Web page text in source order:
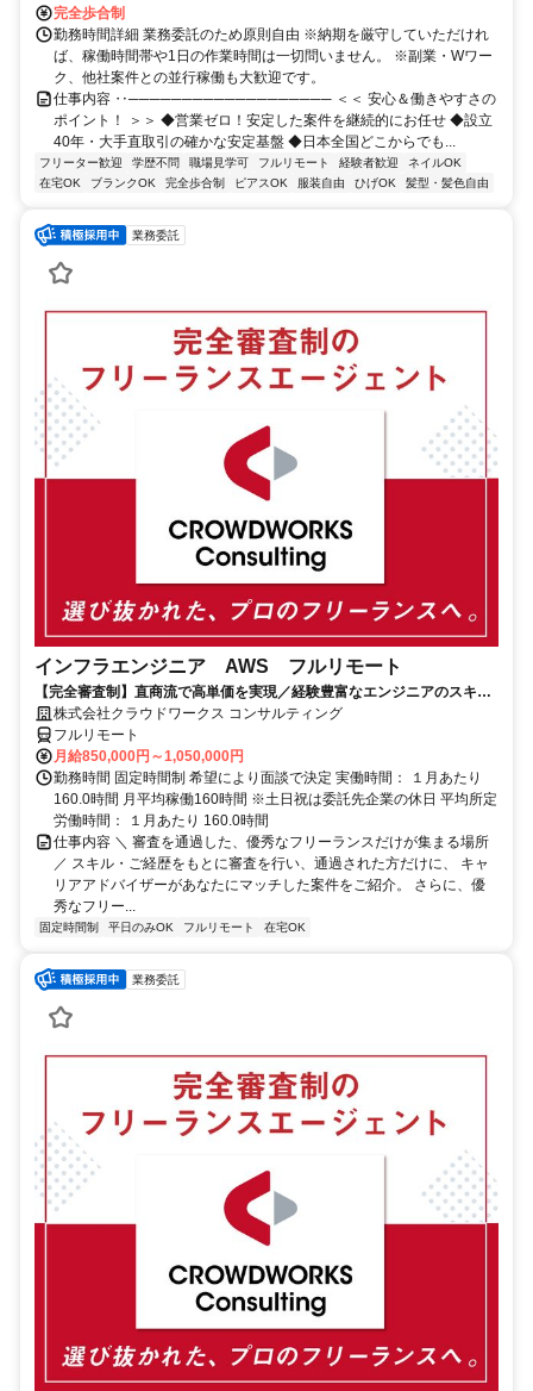
完全歩合制
勤務時間詳細 業務委託のため原則自由 ※納期を厳守していただけれ
ば、稼働時間帯や1日の作業時間は一切問いません。 ※副業・Wワー
ク、他社案件との並行稼働も大歓迎です。
仕事内容 ‥─────────────────── ＜＜ 安心＆働きやすさの
ポイント！ ＞＞ ◆営業ゼロ！安定した案件を継続的にお任せ ◆設立
40年・大手直取引の確かな安定基盤 ◆日本全国どこからでも...
フリーター歓迎 学歴不問 職場見学可 フルリモート 経験者歓迎
ネイルOK
在宅OK
ブランクOK 完全歩合制 ピアスOK 服装自由 ひげOK 髪型・髪色自由
業務委託
インフラエンジニア AWS フルリモート
【完全審査制】直商流で高単価を実現／経験豊富なエンジニアのスキル
に合致した案件を多数保有
株式会社クラウドワークス コンサルティング
フルリモート
月給850,000円～1,050,000円
勤務時間 固定時間制 希望により面談で決定 実働時間： １月あたり
160.0時間 月平均稼働160時間 ※土日祝は委託先企業の休日 平均所定
労働時間： １月あたり 160.0時間
仕事内容 ＼ 審査を通過した、優秀なフリーランスだけが集まる場所
／ スキル・ご経歴をもとに審査を行い、通過された方だけに、 キャ
リアアドバイザーがあなたにマッチした案件をご紹介。 さらに、優
秀なフリー...
固定時間制 平日のみOK フルリモート 在宅OK
業務委託